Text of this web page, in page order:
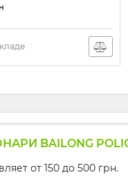
BL-251
BAILONG
от 150 до 500 грн.